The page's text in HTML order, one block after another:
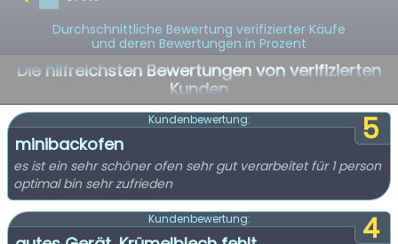
Durchschnittliche Bewertung verifizierter Käufe
und deren Bewertungen in Prozent
Die hilfreichsten Bewertungen von verifizierten
Kunden
5
Kundenbewertung:
minibackofen
es ist ein sehr schöner ofen sehr gut verarbeitet für 1 person
optimal bin sehr zufrieden
4
Kundenbewertung: